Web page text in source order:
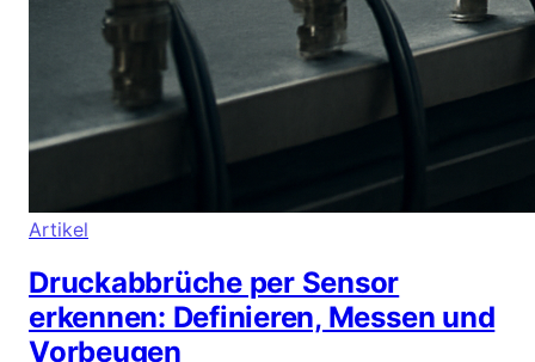
Artikel
Druckabbrüche per Sensor
erkennen: Definieren, Messen und
Vorbeugen